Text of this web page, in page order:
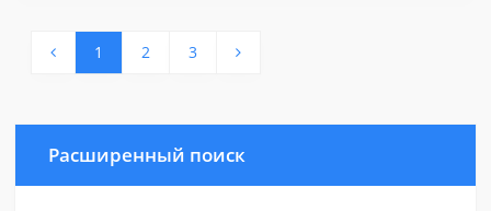
1 2 3
Расширенный поиск